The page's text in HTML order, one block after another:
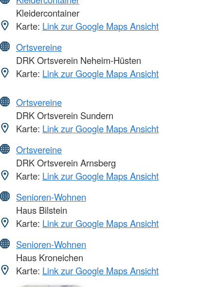
Kleidercontainer
Karte: Link zur Google Maps Ansicht
Ortsvereine
DRK Ortsverein Neheim-Hüsten
Karte: Link zur Google Maps Ansicht
Ortsvereine
DRK Ortsverein Sundern
Karte: Link zur Google Maps Ansicht
Ortsvereine
DRK Ortsverein Arnsberg
Karte: Link zur Google Maps Ansicht
Senioren-Wohnen
Haus Bilstein
Karte: Link zur Google Maps Ansicht
Senioren-Wohnen
Haus Kroneichen
Karte: Link zur Google Maps Ansicht